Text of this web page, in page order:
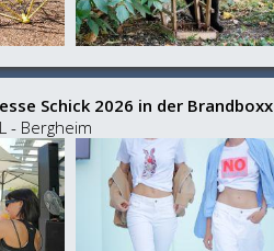
Schick 2026 in der Brandboxx
- Bergheim